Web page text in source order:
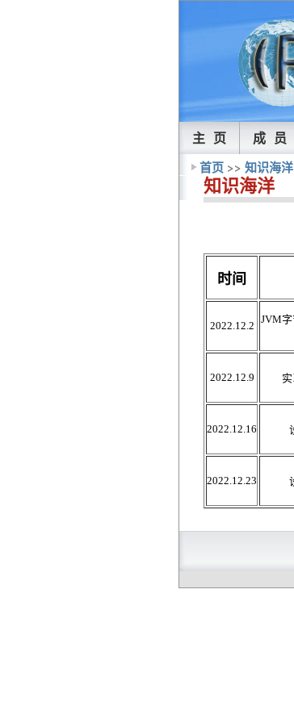
主 页 成 员
首页 >> 知识海洋
知识海洋
时间
2022.12.2
JVM
2022.12.9
2022.12.16
2022.12.23